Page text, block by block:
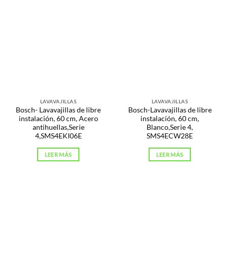
LAVAVAJILLAS
Bosch- Lavavajillas de libre
instalación, 60 cm, Acero
antihuellas,Serie
4,SMS4EKI06E
LEER MÁS
LAVAVAJILLAS
Bosch-Lavavajillas de libre
instalación, 60 cm,
Blanco,Serie 4,
SMS4ECW28E
LEER MÁS